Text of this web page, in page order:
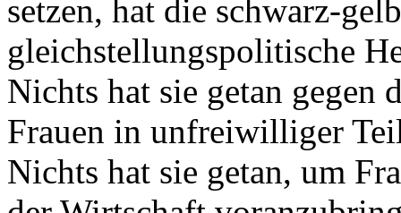
setzen, hat die schwarz-
gleichstellungspolitische
Nichts hat sie getan gegen
Frauen in unfreiwilliger
Nichts hat sie getan, um